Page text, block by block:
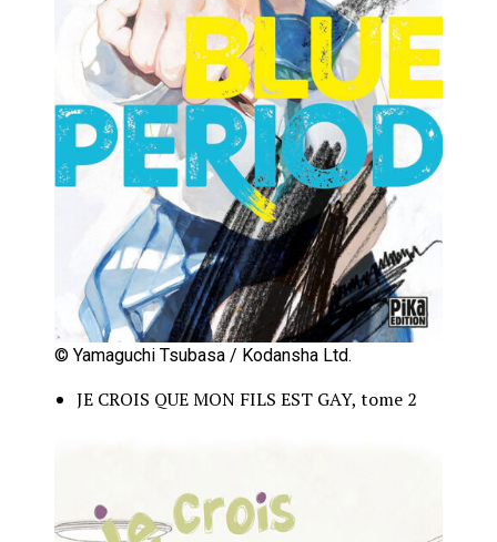
© Yamaguchi Tsubasa / Kodansha Ltd.
JE CROIS QUE MON FILS EST GAY, tome 2